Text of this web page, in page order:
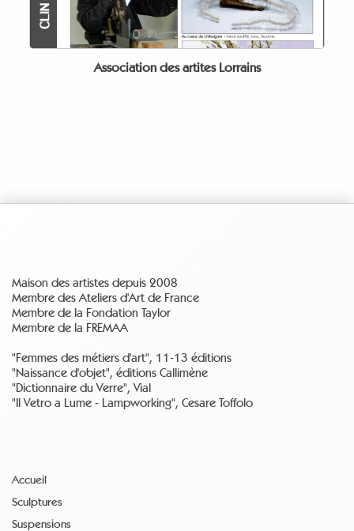
Association des artites Lorrains
Maison des artistes depuis 2008
Membre des Ateliers d'Art de France
Membre de la Fondation Taylor
Membre de la FREMAA
"Femmes des métiers d'art", 11-13 éditions
"Naissance d'objet", éditions Callimène
"Dictionnaire du Verre", Vial
"Il Vetro a Lume - Lampworking", Cesare Toffolo
Accueil
Sculptures
Suspensions